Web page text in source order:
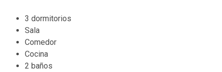
3 dormitorios
Sala
Comedor
Cocina
2 baños